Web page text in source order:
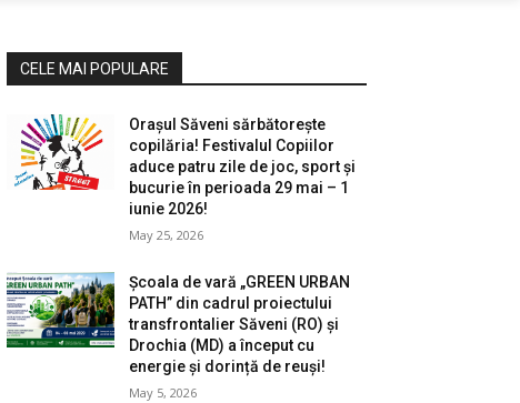
CELE MAI POPULARE
Orașul Săveni sărbătorește
copilăria! Festivalul Copiilor
aduce patru zile de joc, sport și
bucurie în perioada 29 mai – 1
iunie 2026!
May 25, 2026
Școala de vară „GREEN URBAN
PATH” din cadrul proiectului
transfrontalier Săveni (RO) și
Drochia (MD) a început cu
energie și dorință de reuși!
May 5, 2026